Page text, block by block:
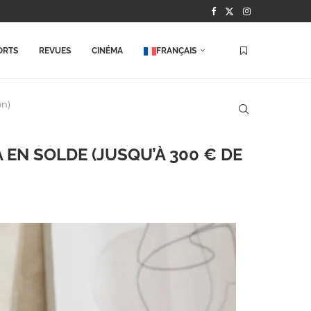
REVUES CINÉMA FRANÇAIS
EN SOLDE (JUSQU’À 300 € DE